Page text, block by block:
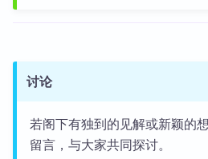
讨论
若阁下有独到的见解或新颖的
留言，与大家共同探讨。